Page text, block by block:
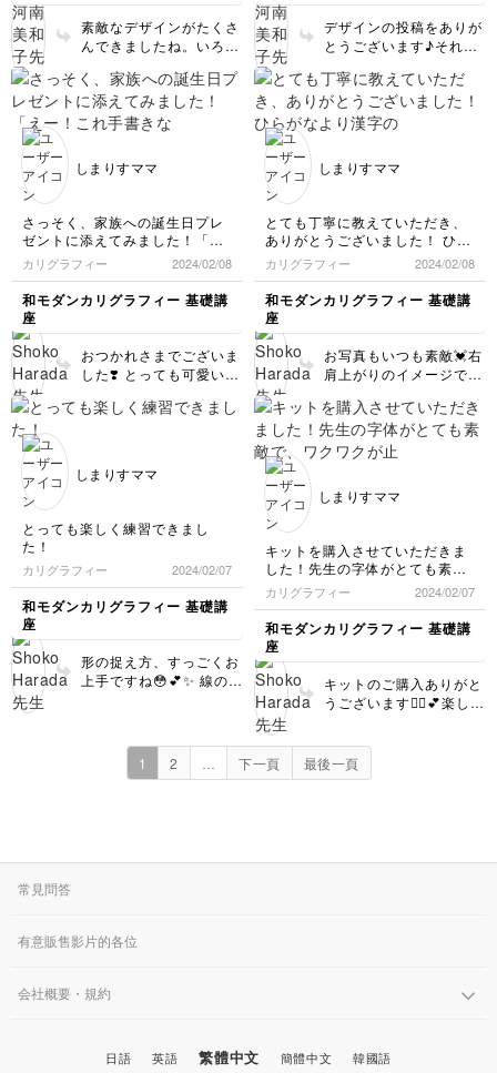
素敵なデザインがたくさ
んできましたね。いろい
描いているうちに、リラ
ックスしてなめらかなラ
インを描けるようになり
カリグレイスコープも作
にしています💕
デザインの投稿をありが
とうございます♪それぞ
作りで、素敵です。 イ
ニシャルの位置や方向を
少しずつ変えながら、イ
ことが起こりますよ。色
さいね。
しまりすママ
さっそく、家族への誕生日プレ
ゼントに添えてみました！「え
ー！これ手書きなの？！信じら
れない！」と、驚かれました
(≧∀≦)笑
レッスン最後まで受講させてい
ただきました。
一生使える、素晴らしい講座を
ありがとうございました。
カタカナもしっかり学びたいの
で、もし可能でしたら、カタカ
ナの五十音表か、カタカナのレ
ッスンがあったら嬉しいです。
カリグラフィー 2024/02/08
和モダンカリグラフィー 基礎講
座
おつかれさまでございま
した❣️ とっても可愛いで
ゼントに添えていただ
クエストありがとうござ
います✨✨ 検討させてい
しまりすママ
とても丁寧に教えていただき、
ありがとうございました！ ひら
がなより漢字の方が、角ばって
いるからか、カッコ良く書けた
気がします。
カリグラフィー 2024/02/08
和モダンカリグラフィー 基礎講
座
お写真もいつも素敵💓右
肩上がりのイメージで、
🙆‍♀️✨✨漢字には、アルフ
ァベットと違って意味が
込められるので、言葉の
✨✨
しまりすママ
とっても楽しく練習できまし
た！
カリグラフィー 2024/02/07
和モダンカリグラフィー 基礎講
座
形の捉え方、すっごくお
上手ですね😳💕✨ 線の強
しまりすママ
キットを購入させていただきま
した！先生の字体がとても素敵
で、ワクワクが止まりません！
(≧∀≦)
ペンの持ち方を直さなければい
けないかなと思ったのですが、
自分の書きやすい持ち方で良い
と言っていただけたので安心し
ました。
これからよろしくお願いいたし
ます！
カリグラフィー 2024/02/07
和モダンカリグラフィー 基礎講
座
キットのご購入ありがと
うございます🙇‍♀️💕楽しく
1
2 下一頁 最後一頁
常見問答
有意販售影片的各位
会社概要・規約
日語 英語 繁體中文 簡體中文 韓國語